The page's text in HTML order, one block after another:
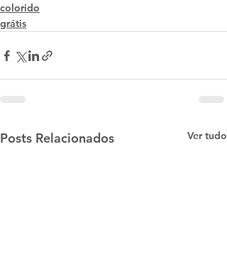
colorido
grátis
Posts Relacionados Ver tudo